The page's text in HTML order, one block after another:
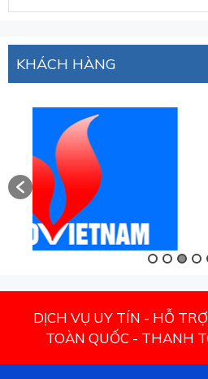
KHÁCH HÀNG
DỊCH VỤ UY TÍN - HỖ
TOÀN QUỐC - THANH